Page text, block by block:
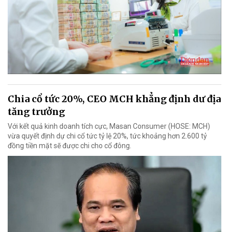
Chia cổ tức 20%, CEO MCH khẳng định dư địa
tăng trưởng
Với kết quả kinh doanh tích cực, Masan Consumer (HOSE: MCH)
vừa quyết định dự chi cổ tức tỷ lệ 20%, tức khoảng hơn 2.600 tỷ
đồng tiền mặt sẽ được chi cho cổ đông.